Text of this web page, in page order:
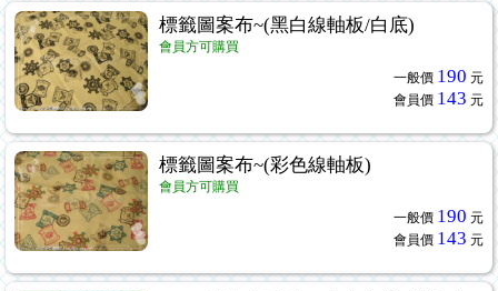
標籤圖案布~(黑白線軸板/白底)
會員方可購買
一般價 190 元
會員價 143 元
標籤圖案布~(彩色線軸板)
會員方可購買
一般價 190 元
會員價 143 元